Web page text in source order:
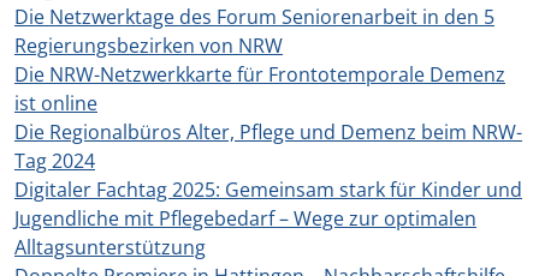
Die Netzwerktage des Forum Seniorenarbeit in den 5
Regierungsbezirken von NRW
Die NRW-Netzwerkkarte für Frontotemporale Demenz
ist online
Die Regionalbüros Alter, Pflege und Demenz beim NRW-
Tag 2024
Digitaler Fachtag 2025: Gemeinsam stark für Kinder und
Jugendliche mit Pflegebedarf – Wege zur optimalen
Alltagsunterstützung